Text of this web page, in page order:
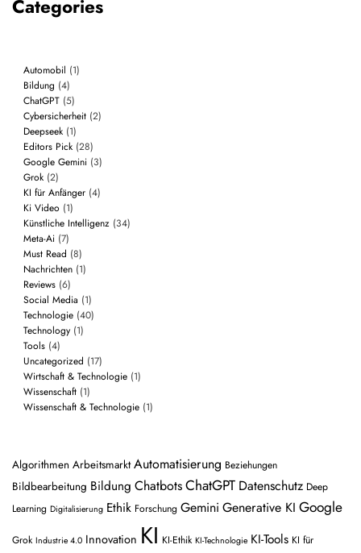
Categories
Automobil (1)
Bildung (4)
ChatGPT(5)
Cybersicherheit(2)
Deepseek(1)
Editors Pick(28)
Google Gemini(3)
Grok(2)
KI für Anfänger(4)
Ki Video (1)
Künstliche Intelligenz (34)
Meta-Ai(7)
Must Read (8)
Nachrichten(1)
Reviews(6)
Social Media (1)
Technologie(40)
Technology(1)
Tools(4)
Uncategorized (17)
Wirtschaft & Technologie(1)
Wissenschaft(1)
Wissenschaft & Technologie(1)
Algorithmen Arbeitsmarkt Automatisierung Beziehungen
Bildbearbeitung Bildung ChatbotsChatGPT Datenschutz Deep
Learning Digitalisierung Ethik Forschung Gemini Generative KI Google
Grok Industrie 4.0 Innovation KI KI-Ethik KI-Technologie KI-Tools KI für